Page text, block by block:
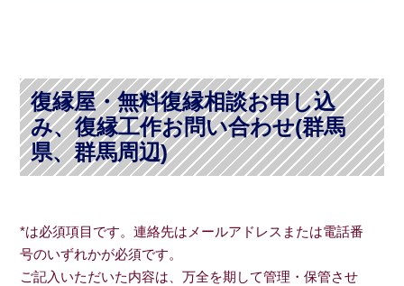
復縁屋・無料復縁相談お申し込
み、復縁工作お問い合わせ(群馬
県、群馬周辺)
*は必須項目です。連絡先はメールアドレスまたは電話番
号のいずれかが必須です。
ご記入いただいた内容は、万全を期して管理・保管させ